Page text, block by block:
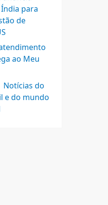
para
de
ao Meu
Notícias do
e do mundo